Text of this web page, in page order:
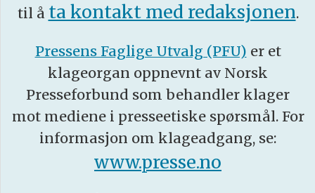
til å ta kontakt med redaksjonen.
Pressens Faglige Utvalg (PFU) er et
klageorgan oppnevnt av Norsk
Presseforbund som behandler klager
mot mediene i presseetiske spørsmål. For
informasjon om klageadgang, se:
www.presse.no